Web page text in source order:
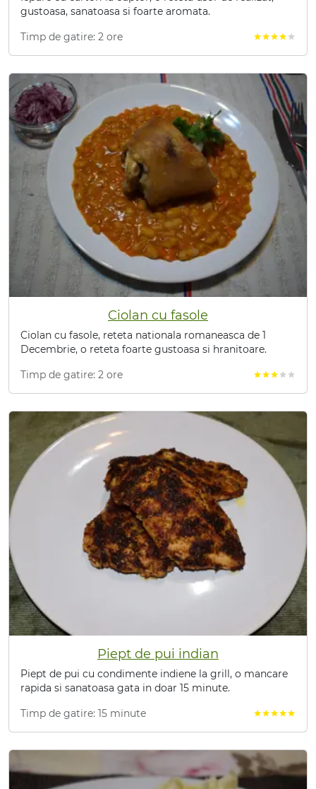
gustoasa, sanatoasa si foarte aromata.
Timp de gatire: 2 ore
starstarstarstar star
Ciolan cu fasole
Ciolan cu fasole, reteta nationala romaneasca de 1
Decembrie, o reteta foarte gustoasa si hranitoare.
Timp de gatire: 2 ore
starstarstar star star
Piept de pui indian
Piept de pui cu condimente indiene la grill, o mancare
rapida si sanatoasa gata in doar 15 minute.
Timp de gatire: 15 minute
starstarstarstarstar